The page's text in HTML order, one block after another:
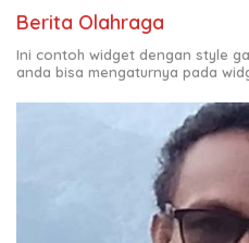
Berita Olahraga
Ini contoh widget dengan style
anda bisa mengaturnya pada